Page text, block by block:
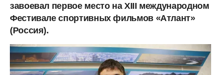
завоевал первое место на XIII международном
Фестивале спортивных фильмов «Атлант»
(Россия).